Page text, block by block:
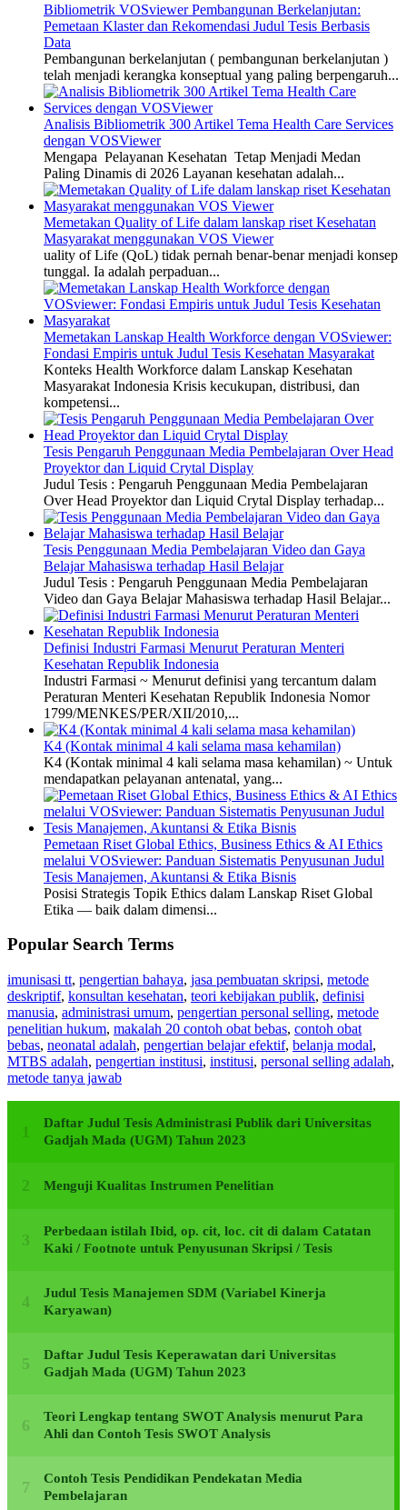
Bibliometrik VOSviewer Pembangunan Berkelanjutan:
Pemetaan Klaster dan Rekomendasi Judul Tesis Berbasis
Data
Pembangunan berkelanjutan ( pembangunan berkelanjutan )
telah menjadi kerangka konseptual yang paling berpengaruh...
Analisis Bibliometrik 300 Artikel Tema Health Care Services
dengan VOSViewer
Mengapa Pelayanan Kesehatan Tetap Menjadi Medan
Paling Dinamis di 2026 Layanan kesehatan adalah...
Memetakan Quality of Life dalam lanskap riset Kesehatan
Masyarakat menggunakan VOS Viewer
uality of Life (QoL) tidak pernah benar-benar menjadi konsep
tunggal. Ia adalah perpaduan...
Memetakan Lanskap Health Workforce dengan VOSviewer:
Fondasi Empiris untuk Judul Tesis Kesehatan Masyarakat
Konteks Health Workforce dalam Lanskap Kesehatan
Masyarakat Indonesia Krisis kecukupan, distribusi, dan
kompetensi...
Tesis Pengaruh Penggunaan Media Pembelajaran Over Head
Proyektor dan Liquid Crytal Display
Judul Tesis : Pengaruh Penggunaan Media Pembelajaran
Over Head Proyektor dan Liquid Crytal Display terhadap...
Tesis Penggunaan Media Pembelajaran Video dan Gaya
Belajar Mahasiswa terhadap Hasil Belajar
Judul Tesis : Pengaruh Penggunaan Media Pembelajaran
Video dan Gaya Belajar Mahasiswa terhadap Hasil Belajar...
Definisi Industri Farmasi Menurut Peraturan Menteri
Kesehatan Republik Indonesia
Industri Farmasi ~ Menurut definisi yang tercantum dalam
Peraturan Menteri Kesehatan Republik Indonesia Nomor
1799/MENKES/PER/XII/2010,...
K4 (Kontak minimal 4 kali selama masa kehamilan)
K4 (Kontak minimal 4 kali selama masa kehamilan) ~ Untuk
mendapatkan pelayanan antenatal, yang...
Pemetaan Riset Global Ethics, Business Ethics & AI Ethics
melalui VOSviewer: Panduan Sistematis Penyusunan Judul
Tesis Manajemen, Akuntansi & Etika Bisnis
Posisi Strategis Topik Ethics dalam Lanskap Riset Global
Etika — baik dalam dimensi...
Popular Search Terms
imunisasi tt, pengertian bahaya, jasa pembuatan skripsi, metode
deskriptif, konsultan kesehatan, teori kebijakan publik, definisi
manusia, administrasi umum, pengertian personal selling, metode
penelitian hukum, makalah 20 contoh obat bebas, contoh obat
bebas, neonatal adalah, pengertian belajar efektif, belanja modal,
MTBS adalah, pengertian institusi, institusi, personal selling adalah,
metode tanya jawab
Daftar Judul Tesis Administrasi Publik dari Universitas
Gadjah Mada (UGM) Tahun 2023
Menguji Kualitas Instrumen Penelitian
Perbedaan istilah Ibid, op. cit, loc. cit di dalam Catatan
Kaki / Footnote untuk Penyusunan Skripsi / Tesis
Judul Tesis Manajemen SDM (Variabel Kinerja
Karyawan)
Daftar Judul Tesis Keperawatan dari Universitas
Gadjah Mada (UGM) Tahun 2023
Teori Lengkap tentang SWOT Analysis menurut Para
Ahli dan Contoh Tesis SWOT Analysis
Contoh Tesis Pendidikan Pendekatan Media
Pembelajaran